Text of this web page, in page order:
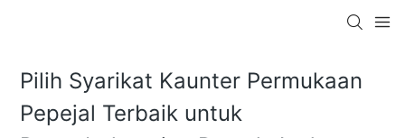
Pilih Syarikat Kaunter Permukaan
Pepejal Terbaik untuk